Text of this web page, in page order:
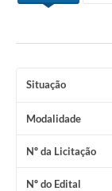
Situação
Modalidade
Nº da Licitação
Nº do Edital